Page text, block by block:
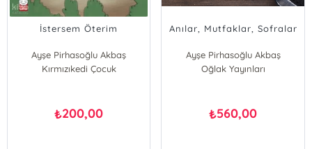
İstersem Öterim
Ayşe Pirhasoğlu Akbaş
Kırmızıkedi Çocuk
₺200,00
Anılar, Mutfaklar, Sofralar
Ayşe Pirhasoğlu Akbaş
Oğlak Yayınları
₺560,00